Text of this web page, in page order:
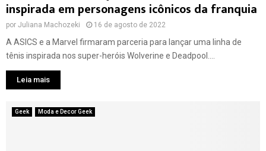
inspirada em personagens icônicos da franquia
por Juliana Machozeki 16 de agosto de 2022
A ASICS e a Marvel firmaram parceria para lançar uma linha de
tênis inspirada nos super-heróis Wolverine e Deadpool....
Leia mais
Geek Moda e Decor Geek